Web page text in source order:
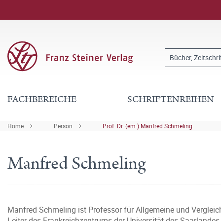
FACHBEREICHE SCHRIFTENREIHEN
Home Person Prof. Dr. (em.) Manfred Schmeling
Manfred Schmeling
Manfred Schmeling ist Professor für Allgemeine und